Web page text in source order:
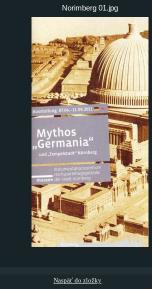
Norimberg 01.jpg
Naspäť do zložky